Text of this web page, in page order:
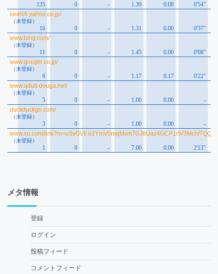
メタ情報
登録
ログイン
投稿フィード
コメントフィード